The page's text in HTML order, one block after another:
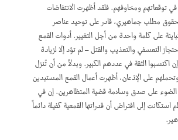
توقعاتهم ومخاوفهم. فلقد أظهرت الانتفاضات
مطلب جماهيري، قادر على توحيد عناصر
على كلمة واحدة من أجل التغيير. أدوات القمع
التعسفي والتعذيب والقتل – لم تؤد إلا لزيادة
اكتسبوا الثقة في عددهم الكبير. وبدلاً من أن تُنزل
على الإذعان، أظهرت أعمال القمع المستبدين
الضوء على صدق وسلامة قضية المتظاهرين. إن في
إلى افتراض أن قدراتها القمعية كفيلة دائماً